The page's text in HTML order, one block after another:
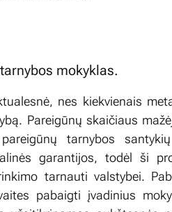
mokyklas.
nes kiekvienais
Pareigūnų skaičiaus
tarnybos
garantijos, todėl ši
tarnauti valstybei.
pabaigti įvadinius